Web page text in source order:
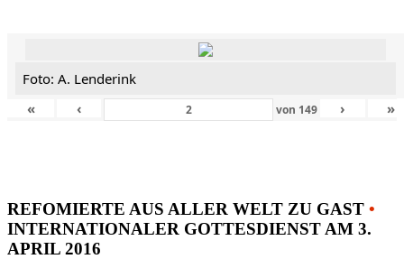
Foto: A. Lenderink
«
‹ von 149 › »
REFOMIERTE AUS ALLER WELT ZU GAST •
INTERNATIONALER GOTTESDIENST AM 3.
APRIL 2016